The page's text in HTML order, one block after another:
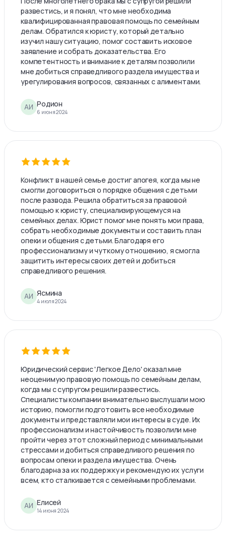
развестись, и я понял, что мне необходима
квалифицированная правовая помощь по семейным
делам. Обратился к юристу, который детально
изучил нашу ситуацию, помог составить исковое
заявление и собрать доказательства. Его
компетентность и внимание к деталям позволили
мне добиться справедливого раздела имущества и
урегулирования вопросов, связанных с алиментами.
АИ Родион
6 июня 2024
Конфликт в нашей семье достиг апогея, когда мы не
смогли договориться о порядке общения с детьми
после развода. Решила обратиться за правовой
помощью к юристу, специализирующемуся на
семейных делах. Юрист помог мне понять мои права,
собрать необходимые документы и составить план
опеки и общения с детьми. Благодаря его
профессионализму и чуткому отношению, я смогла
защитить интересы своих детей и добиться
справедливого решения.
АИ Ясмина
4 июля 2024
Юридический сервис 'Легкое Дело' оказал мне
неоценимую правовую помощь по семейным делам,
когда мы с супругом решили развестись.
Специалисты компании внимательно выслушали мою
историю, помогли подготовить все необходимые
документы и представляли мои интересы в суде. Их
профессионализм и настойчивость позволили мне
пройти через этот сложный период с минимальными
стрессами и добиться справедливого решения по
вопросам опеки и раздела имущества. Очень
благодарна за их поддержку и рекомендую их услуги
всем, кто сталкивается с семейными проблемами.
АИ Елисей
14 июня 2024